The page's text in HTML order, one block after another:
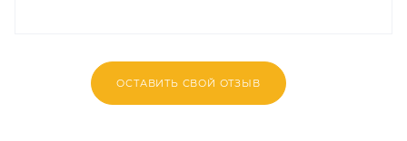
ОСТАВИТЬ СВОЙ ОТЗЫВ